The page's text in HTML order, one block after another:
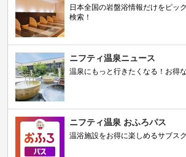
日本全国の岩盤浴情報だけをピッ
検索！
ニフティ温泉ニュース
温泉にもっと行きたくなる！お得
ニフティ温泉 おふろパス
温浴施設をお得に楽しめるサブス